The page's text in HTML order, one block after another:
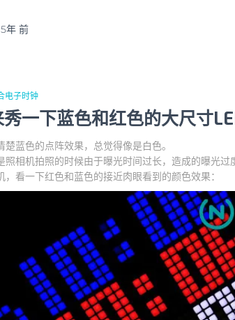
年前
电子时钟
秀一下蓝色和红色的大尺寸
蓝色的点阵效果，总觉得像是白色。
照相机拍照的时候由于曝光时间过长，造成的曝光过
，看一下红色和蓝色的接近肉眼看到的颜色效果：